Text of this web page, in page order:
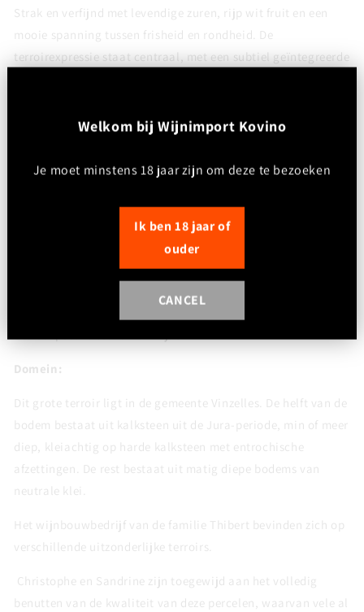
Strak en verfijnd met levendige zuren, rijp wit fruit en een
mooie spanning tussen frisheid en rondheid. De
terroirexpressie staat centraal, met een subtiel geïntegreerde
Lang en mineraal met een frisse, licht ziltige finale
Foodpairing:
gevogelte in lichte saus en verfijnde kazen zoals Comté of
Domein:
Dit grote terroir ligt in de gemeente Vinzelles. De helft van de
bodem bestaat uit kalksteen uit de Jura-periode, min of meer
diep, kleiachtig op harde kalksteen met entrochische
afzettingen. De rest bestaat uit matig diepe bodems van
neutrale klei.
Het wijnbouwbedrijf van de familie Thibert bevinden zich op
verschillende uitzonderlijke terroirs.
Christophe en Sandrine zijn toegewijd aan het volledig
benutten van de kwaliteit van deze percelen, waarvan vele al
Welkom bij Wijnimport Kovino
Je moet minstens 18 jaar zijn om deze te bezoeken
Ik ben 18 jaar of
ouder
CANCEL